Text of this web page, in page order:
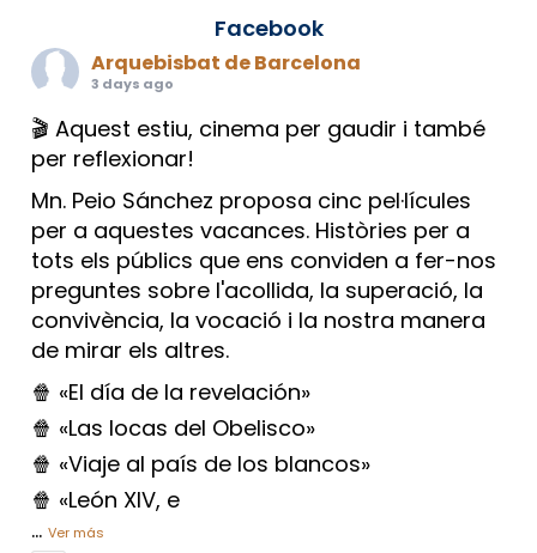
Facebook
Arquebisbat de Barcelona
3 days ago
🎬 Aquest estiu, cinema per gaudir i també
per reflexionar!
Mn. Peio Sánchez proposa cinc pel·lícules
per a aquestes vacances. Històries per a
tots els públics que ens conviden a fer-nos
preguntes sobre l'acollida, la superació, la
convivència, la vocació i la nostra manera
de mirar els altres.
🍿 «El día de la revelación»
🍿 «Las locas del Obelisco»
🍿 «Viaje al país de los blancos»
🍿 «León XIV, e
... Ver más